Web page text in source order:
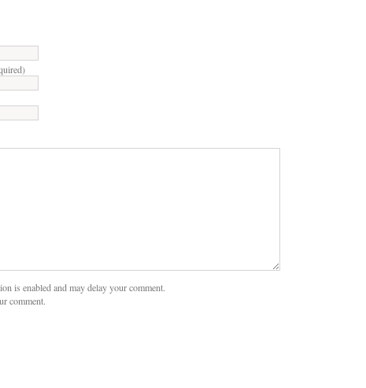
is enabled and may delay your comment.
comment.